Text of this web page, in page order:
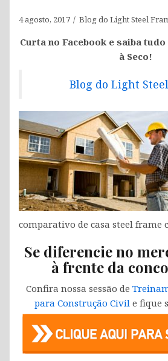
4 agosto, 2017 Blog do Light Steel
Curta no Facebook e saiba
à Seco!
Blog do Light
comparativo de casa steel frame
Se diferencie no
à frente da
Confira nossa sessão de
para Construção Civile fique